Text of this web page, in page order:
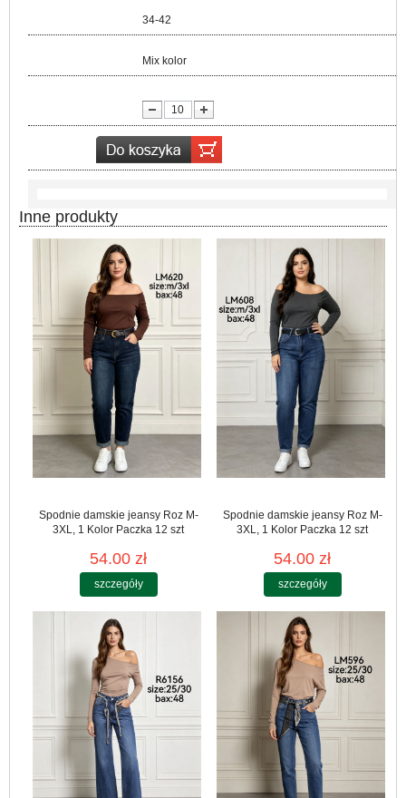
34-42
Mix kolor
Inne produkty
Spodnie damskie jeansy Roz M-
3XL, 1 Kolor Paczka 12 szt
54.00 zł
szczegóły
Spodnie damskie jeansy Roz M-
3XL, 1 Kolor Paczka 12 szt
54.00 zł
szczegóły